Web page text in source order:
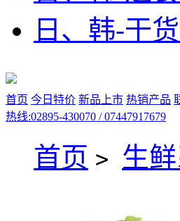
日、韩-干
首页 今日特价 新品上市 热销产品
热线:02895-430070 / 07447917679
首页 > 生鲜